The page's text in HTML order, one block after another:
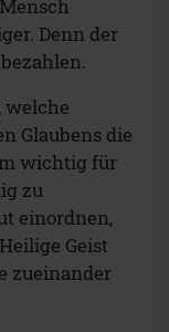
Denn der
welche
Glaubens die
wichtig für
zu
einordnen,
Geist
zueinander